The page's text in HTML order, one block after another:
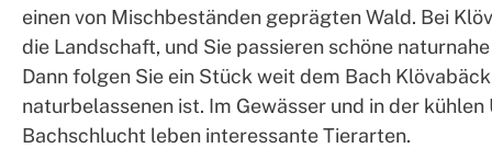
einen von Mischbeständen geprägten Wald. Bei
die Landschaft, und Sie passieren schöne
Dann folgen Sie ein Stück weit dem Bach
naturbelassenen ist. Im Gewässer und in der
Bachschlucht leben interessante Tierarten.